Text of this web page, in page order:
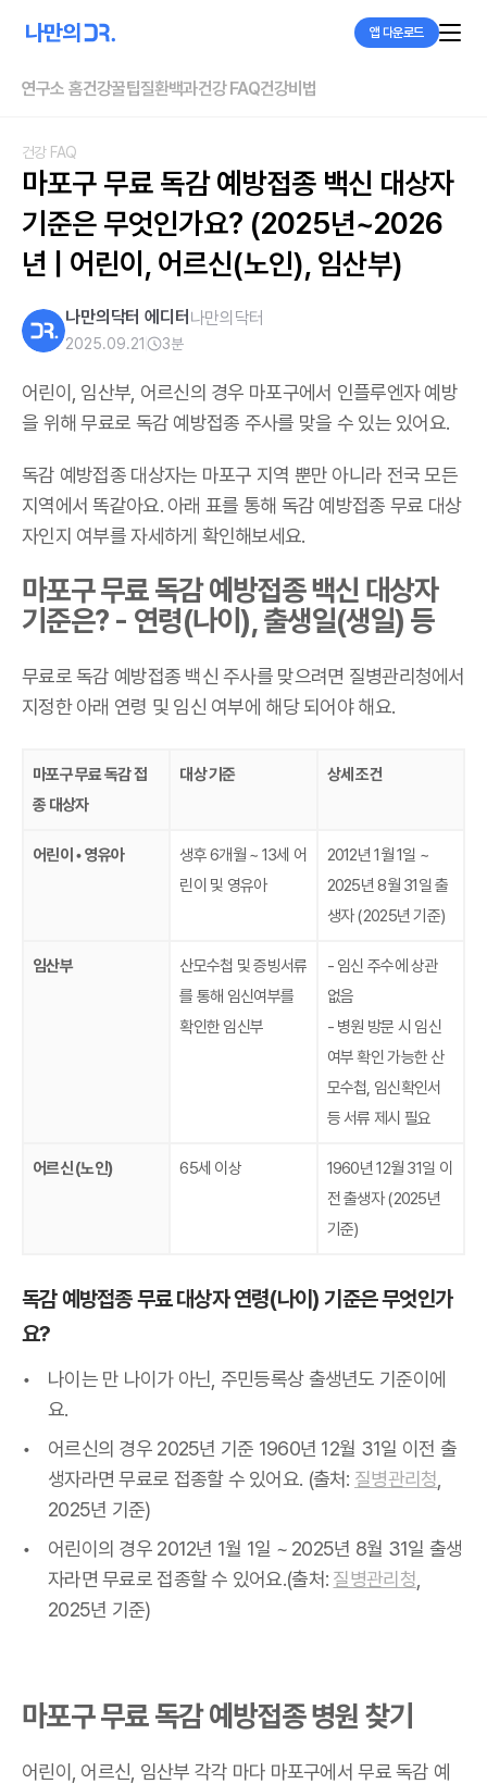
앱 다운로드
연구소 홈건강꿀팁질환백과건강 FAQ건강비법
건강 FAQ
마포구 무료 독감 예방접종 백신 대상자
기준은 무엇인가요? (2025년~2026
년 | 어린이, 어르신(노인), 임산부)
나만의닥터 에디터 나만의닥터
2025.09.21 3분
어린이, 임산부, 어르신의 경우 마포구에서 인플루엔자 예방
을 위해 무료로 독감 예방접종 주사를 맞을 수 있는 있어요.
독감 예방접종 대상자는 마포구 지역 뿐만 아니라 전국 모든
지역에서 똑같아요. 아래 표를 통해 독감 예방접종 무료 대상
자인지 여부를 자세하게 확인해보세요.
마포구 무료 독감 예방접종 백신 대상자
기준은? - 연령(나이), 출생일(생일) 등
무료로 독감 예방접종 백신 주사를 맞으려면 질병관리청에서
지정한 아래 연령 및 임신 여부에 해당 되어야 해요.
마포구 무료 독감 접
종 대상자
대상 기준 상세 조건
어린이 • 영유아
생후 6개월 ~ 13세 어
린이 및 영유아
2012년 1월 1일 ~
2025년 8월 31일 출
생자 (2025년 기준)
임산부
산모수첩 및 증빙서류
를 통해 임신여부를
확인한 임신부
- 임신 주수에 상관
없음
- 병원 방문 시 임신
여부 확인 가능한 산
모수첩, 임신확인서
등 서류 제시 필요
어르신 (노인) 65세 이상
1960년 12월 31일 이
전 출생자 (2025년
기준)
독감 예방접종 무료 대상자 연령(나이) 기준은 무엇인가
요?
나이는 만 나이가 아닌, 주민등록상 출생년도 기준이에
요.
어르신의 경우 2025년 기준 1960년 12월 31일 이전 출
생자라면 무료로 접종할 수 있어요. (출처: 질병관리청
2025년 기준)
어린이의 경우 2012년 1월 1일 ~ 2025년 8월 31일 출생
자라면 무료로 접종할 수 있어요.(출처: 질병관리청
2025년 기준)
마포구 무료 독감 예방접종 병원 찾기
어린이, 어르신, 임산부 각각 마다 마포구에서 무료 독감 예